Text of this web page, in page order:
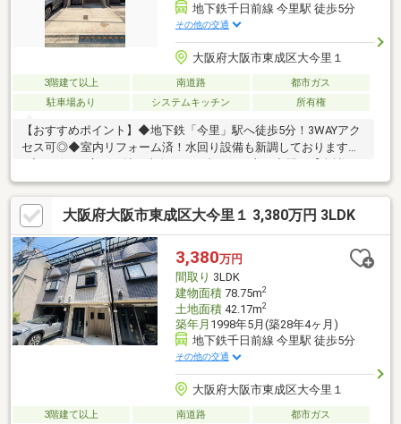
地下鉄千日前線 今里駅 徒歩5分
その他の交通
大阪府大阪市東成区大今里１
3階建て以上 南道路
都市ガス
駐車場あり
システムキッチン 所有権
【おすすめポイント】◆地下鉄「今里」駅へ徒歩5分！3WAYアク
セス可◎◆室内リフォーム済！水回り設備も新調しております
♪◆リビング広々15帖！南向きで日当たりの良い空間。【当社に
ついて】・大阪市内／守口市／寝屋川市／枚方市エリアを主に取
り扱っております。・その他エリアもお取り扱い可能ですのでお
気軽にご相談下さい♪・お客様のライフスタイルに合わせた接客が
得意です♪・お電話以外にも、メール、SMS、LINEなど柔軟にご
対応いたします！・ご不安点ゼロを目標に接客を心掛けていま
す！・気さくでとっても話しやすいスタッフが揃っていますの
で、初めて不動産をご検討の方でもご安心ください♪
大阪府大阪市東成区大今里１ 3,380万円 3LDK
3,380万円
間取り 3LDK
建物面積78.75m2
土地面積42.17m2
築年月 1998年5月(築28年4ヶ月)
地下鉄千日前線 今里駅 徒歩5分
その他の交通
大阪府大阪市東成区大今里１
3階建て以上 南道路
都市ガス